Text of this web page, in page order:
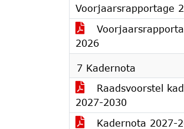
Voorjaarsrapportage
2026
7 Kadernota
Raadsvoorstel
2027-2030
Kadernota 2027-